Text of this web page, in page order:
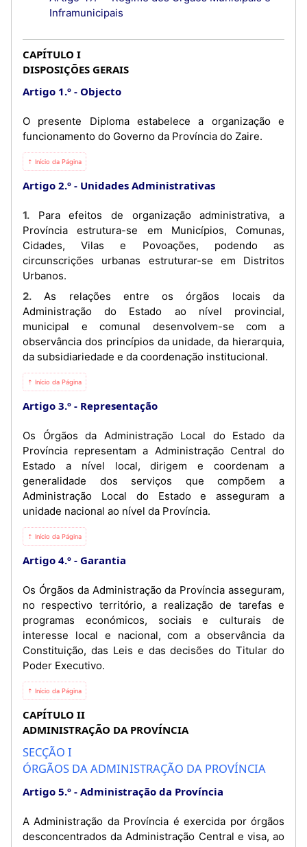
Inframunicipais
CAPÍTULO I
DISPOSIÇÕES GERAIS
Artigo 1.º
Objecto
O presente Diploma estabelece a organização e
funcionamento do Governo da Província do Zaire.
⇡ Início da Página
Artigo 2.º Unidades Administrativas
1. Para efeitos de organização administrativa, a
Província estrutura-se em Municípios, Comunas,
Cidades, Vilas e Povoações, podendo as
circunscrições urbanas estruturar-se em Distritos
Urbanos.
2. As relações entre os órgãos locais da
Administração do Estado ao nível provincial,
municipal e comunal desenvolvem-se com a
observância dos princípios da unidade, da hierarquia,
da subsidiariedade e da coordenação institucional.
⇡ Início da Página
Artigo 3.º Representação
Os Órgãos da Administração Local do Estado da
Província representam a Administração Central do
Estado a nível local, dirigem e coordenam a
generalidade dos serviços que compõem a
Administração Local do Estado e asseguram a
unidade nacional ao nível da Província.
⇡ Início da Página
Artigo 4.º Garantia
Os Órgãos da Administração da Província asseguram,
no respectivo território, a realização de tarefas e
programas económicos, sociais e culturais de
interesse local e nacional, com a observância da
Constituição, das Leis e das decisões do Titular do
Poder Executivo.
⇡ Início da Página
CAPÍTULO II
ADMINISTRAÇÃO DA PROVÍNCIA
SECÇÃO I
ÓRGÃOS DA ADMINISTRAÇÃO DA PROVÍNCIA
Artigo 5.º Administração da Província
A Administração da Província é exercida por órgãos
desconcentrados da Administração Central e visa, ao